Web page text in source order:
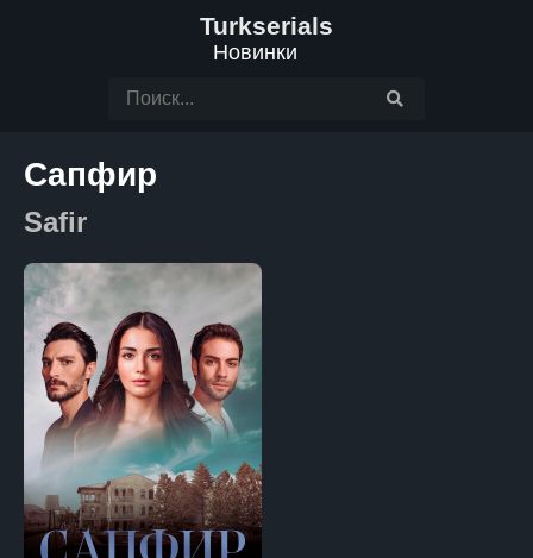
Turkserials
Новинки
Сапфир
Safir